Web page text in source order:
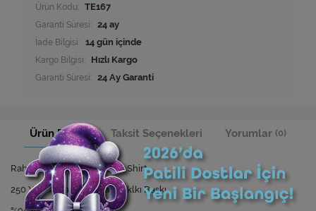
Ürün Kodu: TE167
Garanti Süresi: 24 ay
İade Bilgisi:
Kargo Bilgisi: Hızlı Kargo
Garanti Süresi: 24 Ay Garanti
Ürün Bilgisi Taksit Seçenekleri Yorumlar (0)
Rahat Kesim Özel Baskılı T-Shirt
250 Yıkamaya Kadar Dayanıklkı Baskı